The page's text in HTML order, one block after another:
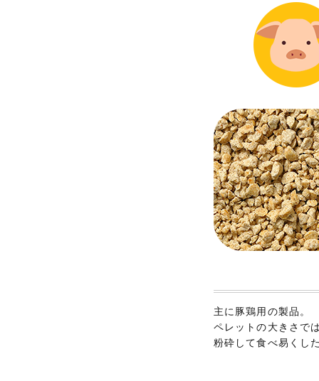
主に豚鶏用の製品。
ペレットの大きさで
粉砕して食べ易くし